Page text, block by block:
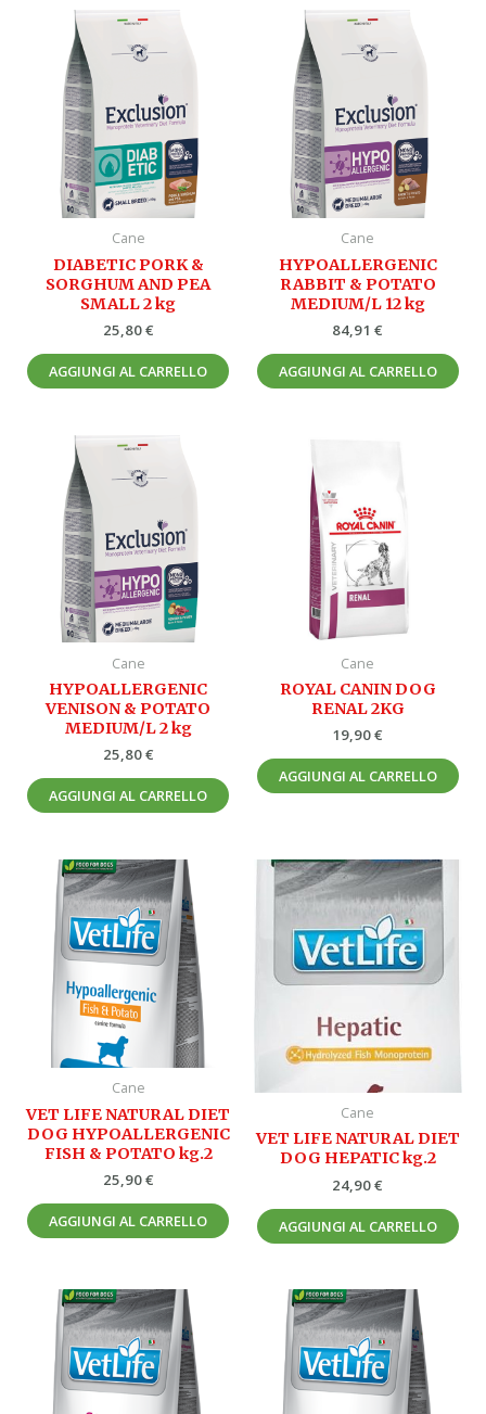
Cane
DIABETIC PORK &
SORGHUM AND PEA
SMALL 2 kg
25,80€
AGGIUNGI AL CARRELLO
Cane
HYPOALLERGENIC
RABBIT & POTATO
MEDIUM/L 12 kg
84,91€
AGGIUNGI AL CARRELLO
Cane
HYPOALLERGENIC
VENISON & POTATO
MEDIUM/L 2 kg
25,80€
AGGIUNGI AL CARRELLO
Cane
ROYAL CANIN DOG
RENAL 2KG
19,90€
AGGIUNGI AL CARRELLO
Cane
VET LIFE NATURAL DIET
DOG HYPOALLERGENIC
FISH & POTATO kg.2
25,90€
AGGIUNGI AL CARRELLO
Cane
VET LIFE NATURAL DIET
DOG HEPATIC kg.2
24,90€
AGGIUNGI AL CARRELLO